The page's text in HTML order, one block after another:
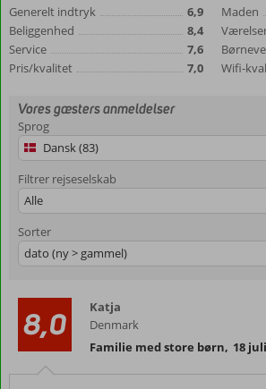
Generelt indtryk
6,9
Beliggenhed
8,4
Service
7,6
Pris/kvalitet
7,0
Maden
Wifi-
Vores gæsters anmeldelser
Sprog
Dansk (83)
Filtrer rejseselskab
Alle
Sorter
dato (ny > gammel)
8,0
Katja
Denmark
Familie med store børn, 18